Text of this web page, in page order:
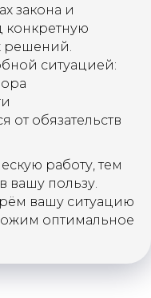
закона и
конкретную
решений.
ситуацией:
от обязательств
работу, тем
пользу.
вашу ситуацию
оптимальное